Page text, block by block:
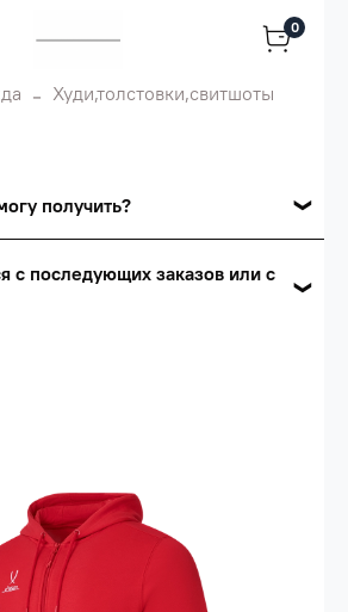
0
Худи,толстовки,свитшоты
получить?
зависит от стоимости вашего
всех заказов за 6 месяцев -
рублей.
сумма всех заказов за 6 месяцев
80.000 рублей
с последующих заказов или с